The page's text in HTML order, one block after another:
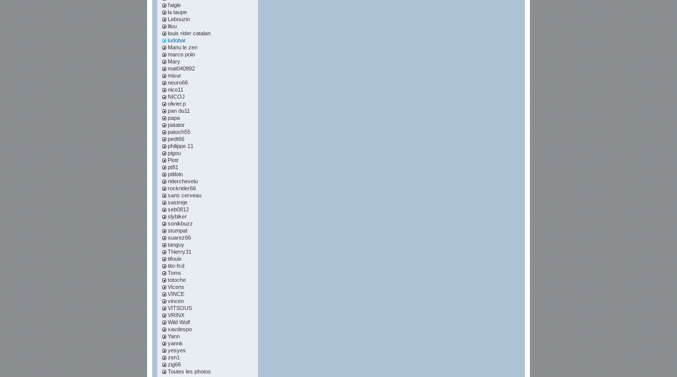
l'aigle
la taupe
Lebouzin
lilou
louis rider catalan
ludobar
Manu le zen
marco polo
Mary
mat040892
misur
neuro66
nico11
NICOJ
olivier.p
pan du11
papa
patator
patoch55
pedt66
philippe 11
pigou
Piotr
pt81
ptitlolo
riderchevelu
rockrider66
sans cerveau
sastreje
seb0812
slybiker
sonikbuzz
stumpat
suarez66
tanguy
Thierry31
tifouix
tito-fcd
Toms
totoche
Vicens
VINCE
vincen
VITSOUS
VRINX
Wild Wolf
xavdespo
Yann
yannk
yesyes
zen1
zig66
Toutes les photos